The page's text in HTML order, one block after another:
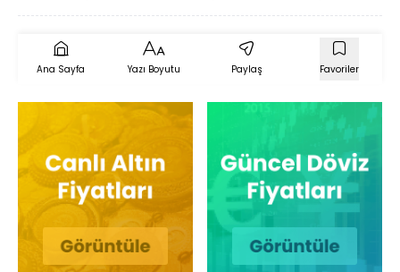
Ana Sayfa Yazı Boyutu Paylaş Favoriler